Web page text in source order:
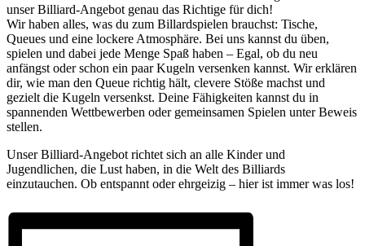
unser Billiard-Angebot genau das Richtige für dich!
Wir haben alles, was du zum Billardspielen brauchst: Tische,
Queues und eine lockere Atmosphäre. Bei uns kannst du üben,
spielen und dabei jede Menge Spaß haben – Egal, ob du neu
anfängst oder schon ein paar Kugeln versenken kannst. Wir erklären
dir, wie man den Queue richtig hält, clevere Stöße machst und
gezielt die Kugeln versenkst. Deine Fähigkeiten kannst du in
spannenden Wettbewerben oder gemeinsamen Spielen unter Beweis
stellen.
Unser Billiard-Angebot richtet sich an alle Kinder und
Jugendlichen, die Lust haben, in die Welt des Billiards
einzutauchen. Ob entspannt oder ehrgeizig – hier ist immer was los!